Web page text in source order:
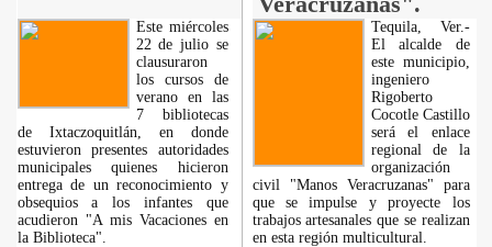
Este miércoles
22 de julio se
clausuraron
los cursos de
verano en las
7 bibliotecas
de Ixtaczoquitlán, en donde
estuvieron presentes autoridades
municipales quienes hicieron
entrega de un reconocimiento y
obsequios a los infantes que
acudieron "A mis Vacaciones en
la Biblioteca".
Tequila, Ver.-
El alcalde de
este municipio,
ingeniero
Rigoberto
Cocotle Castillo
será el enlace
regional de la
organización
civil "Manos Veracruzanas" para
que se impulse y proyecte los
trabajos artesanales que se realizan
en esta región multicultural.